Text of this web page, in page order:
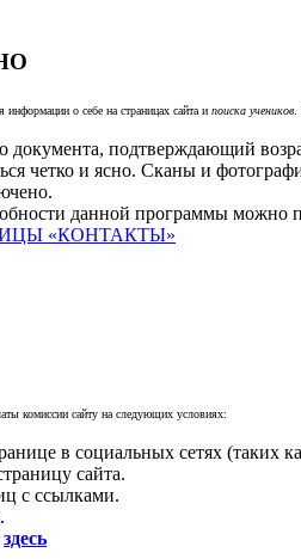
о себе на страницах сайта и поиска учеников
подтверждающий
четко и ясно. Сканы и
данной программы можно
«КОНТАКТЫ»
комиссии сайту на следующих условиях:
в социальных сетях
сайта.
с ссылками.
здесь